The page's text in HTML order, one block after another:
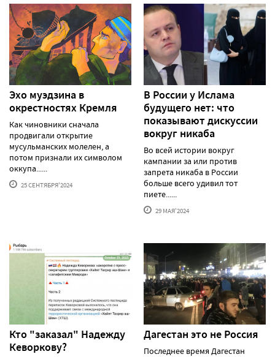
Эхо муэдзина в
окрестностях Кремля
Как чиновники сначала
продвигали открытие
мусульманских молелен, а
потом признали их символом
оккупа......
25 СЕНТЯБРЯ'2024
В России у Ислама
будущего нет: что
показывают дискуссии
вокруг никаба
Во всей истории вокруг
кампании за или против
запрета никаба в России
больше всего удивил тот
пиете......
29 МАЯ'2024
Кто "заказал" Надежду
Кеворкову?
Дагестан это не Россия
Последнее время Дагестан